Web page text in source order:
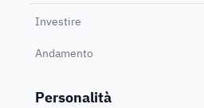
Investire
Andamento
Personalità